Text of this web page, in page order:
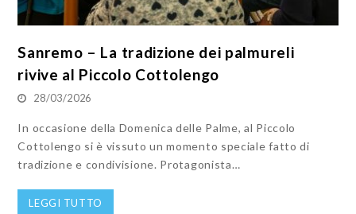
Sanremo – La tradizione dei palmureli
rivive al Piccolo Cottolengo
28/03/2026
In occasione della Domenica delle Palme, al Piccolo
Cottolengo si è vissuto un momento speciale fatto di
tradizione e condivisione. Protagonista…
LEGGI TUTTO